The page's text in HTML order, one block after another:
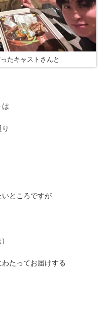
たキャストさんと
ところですが
たってお届けする